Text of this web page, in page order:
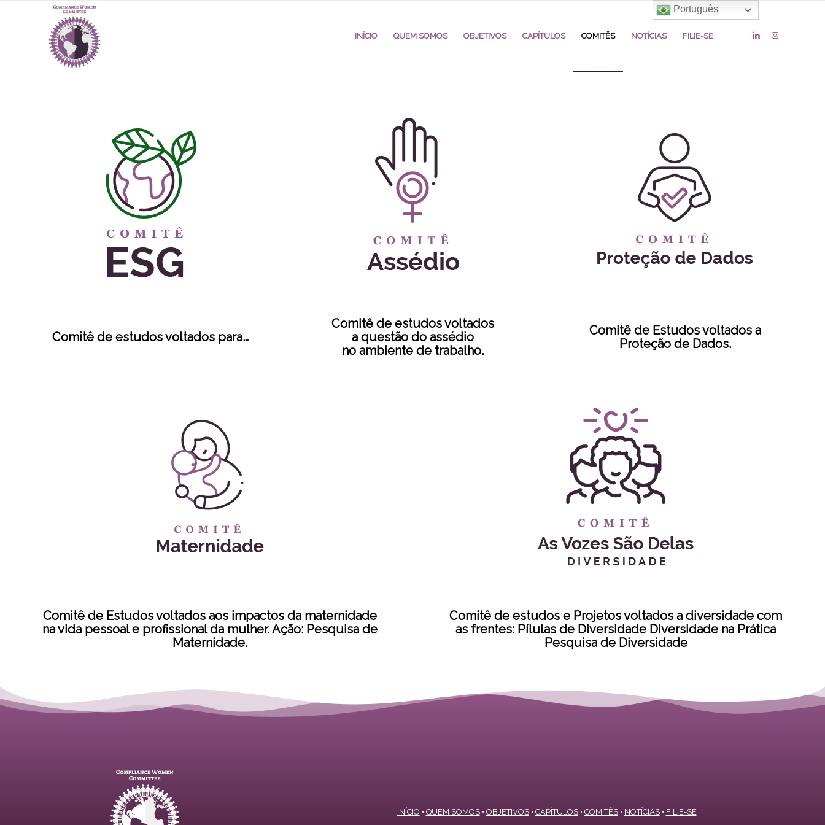
INÍCIO QUEM SOMOS OBJETIVOS CAPÍTULOS COMITÊS NOTÍCIAS FILIE-SE
Comitê de estudos voltados para…
Comitê de estudos voltados
a questão do assédio
no ambiente de trabalho.
Comitê de Estudos voltados a
Proteção de Dados.
Comitê de Estudos voltados aos impactos da maternidade
na vida pessoal e profissional da mulher. Ação: Pesquisa de
Maternidade.
Comitê de estudos e Projetos voltados a diversidade com
as frentes: Pílulas de Diversidade Diversidade na Prática
Pesquisa de Diversidade
INÍCIO • QUEM SOMOS• OBJETIVOS• CAPÍTULOS• COMITÊS• NOTÍCIAS• FILIE-SE
Português